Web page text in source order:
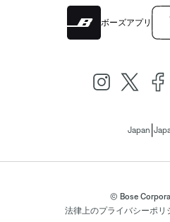
ボーズアプリ
Japan
© Bose
法律上のプライバシーポリ